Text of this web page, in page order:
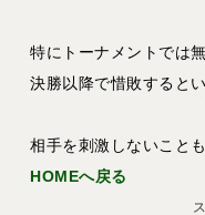
特にトーナメントでは
決勝以降で惜敗すると
相手を刺激しないこと
HOMEへ戻る